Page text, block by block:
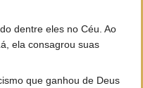
dentre eles no Céu. Ao
ela consagrou suas
que ganhou de Deus